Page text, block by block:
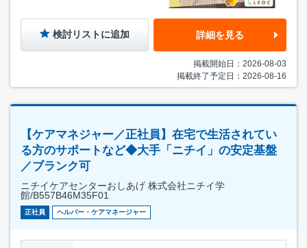
検討リストに追加 詳細を見る
掲載開始日：2026-08-03
掲載終了予定日：2026-08-16
【ケアマネジャー／正社員】在宅で生活されてい
る方のサポートなど◆大手「ニチイ」の安定基盤
／ブランク可
ニチイケアセンターおしあげ 株式会社ニチイ学
館/B557B46M35F01
正社員 ヘルパー・ケアマネージャー